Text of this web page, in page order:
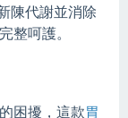
陳代謝並消除
整呵護。
困擾，這款胃